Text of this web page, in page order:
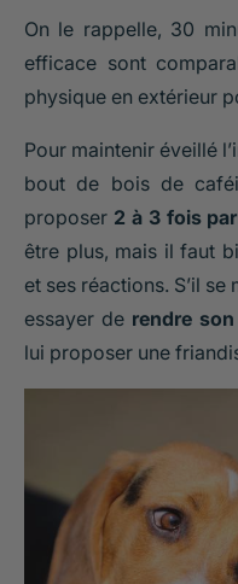
On le rappelle, 30
efficace sont
physique en extérieur
Pour maintenir éveillé
bout de bois de
proposer 2 à 3 fois
être plus, mais il faut
et ses réactions. S’il
essayer de rendre
lui proposer une